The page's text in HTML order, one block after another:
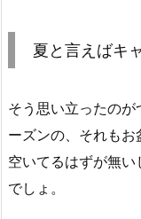
夏と言えばキ
そう思い立ったの
ーズンの、それも
空いてるはずが無
でしょ。